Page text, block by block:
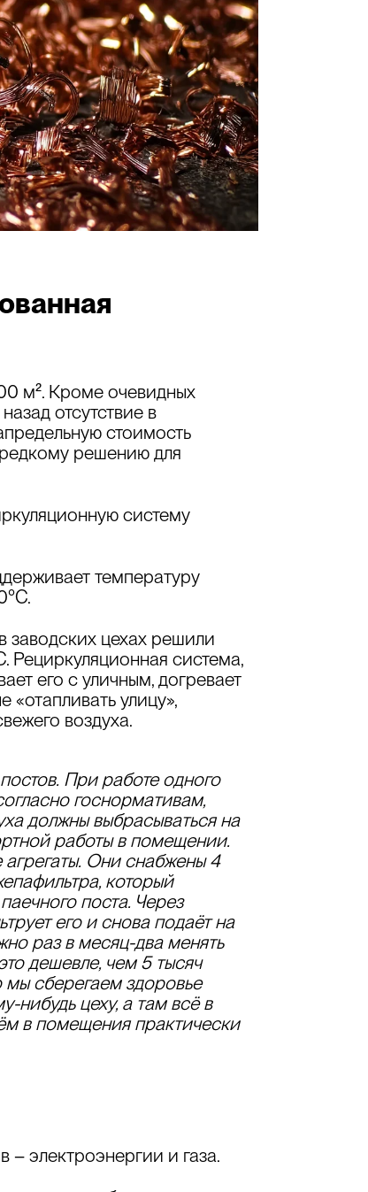
м². Кроме очевидных
отсутствие в
стоимость
решению для
систему
температуру
заводских цехах решили
Рециркуляционная система,
его с уличным, догревает
улицу»,
воздуха.
При работе одного
госнормативам,
должны выбрасываться на
работы в помещении.
Они снабжены 4
который
поста. Через
его и снова подаёт на
раз в месяц-два менять
дешевле, чем 5 тысяч
мы сберегаем здоровье
нибудь цеху, а там всё в
в помещения практически
– электроэнергии и газа.